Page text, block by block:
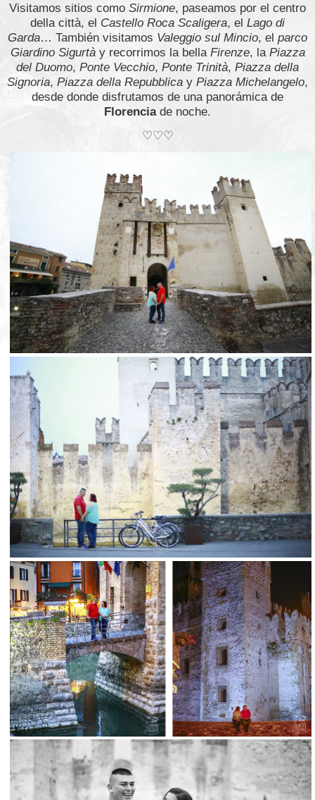
Visitamos sitios como Sirmione, paseamos por el centro
della città, el Castello Roca Scaligera, el Lago di
Garda… También visitamos Valeggio sul Mincio, el parco
Giardino Sigurtày recorrimos la bella Firenze, la Piazza
del Duomo, Ponte Vecchio, Ponte Trinità, Piazza della
Signoria, Piazza della Repubblica y Piazza Michelangelo,
desde donde disfrutamos de una panorámica de
Florenciade noche.
♡♡♡